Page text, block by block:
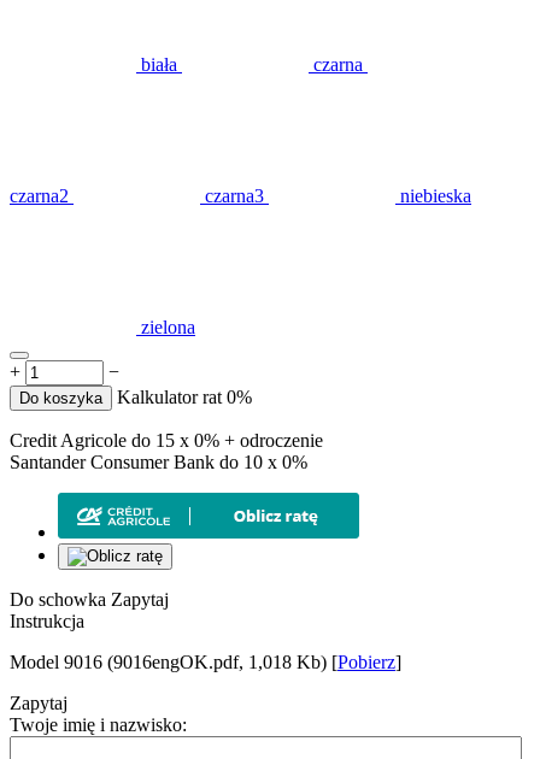
biała czarna
czarna2 czarna3 niebieska
zielona
+ −
Do koszyka Kalkulator rat 0%
Credit Agricole do 15 x 0% + odroczenie
Santander Consumer Bank do 10 x 0%
Do schowka Zapytaj
Instrukcja
Model 9016 (9016engOK.pdf, 1,018 Kb) [Pobierz]
Zapytaj
Twoje imię i nazwisko: